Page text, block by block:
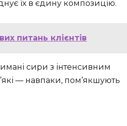
їх в єдину композицію.
питань клієнтів
сири з інтенсивним
— навпаки, пом’якшують